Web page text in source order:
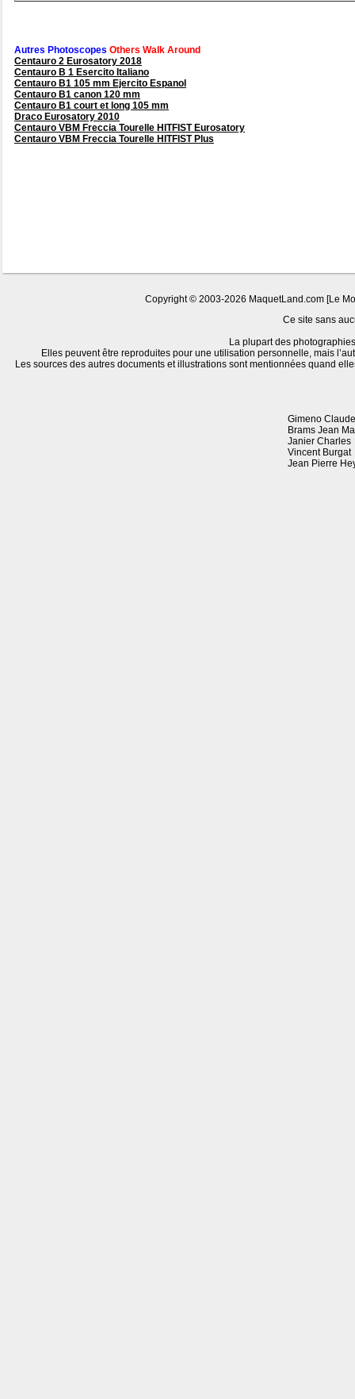
Autres Photoscopes Others Walk Around
Centauro 2 Eurosatory 2018
Centauro B 1 Esercito Italiano
Centauro B1 105 mm Ejercito Espanol
Centauro B1 canon 120 mm
Centauro B1 court et long 105 mm
Draco Eurosatory 2010
Centauro VBM Freccia Tourelle HITFIST Eurosatory
Centauro VBM Freccia Tourelle HITFIST Plus
Copyright © 2003-2026 MaquetLand.com [Le
Ce site sans
La plupart des
Elles peuvent être reproduites pour une utilisation personnelle, mais
Les sources des autres documents et illustrations sont mentionnées quand
Gimeno
Brams Jean
Janier Charles
Vincent Burgat
Jean Pierre